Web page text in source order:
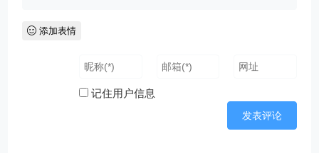
添加表情
记住用户信息